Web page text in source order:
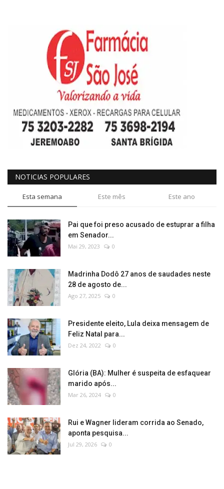
NOTICIAS POPULARES
Esta semana Este mês Este ano
Pai que foi preso acusado de estuprar a filha
em Senador...
Mai 29, 2023 0
Madrinha Dodô 27 anos de saudades neste
28 de agosto de...
Ago 27, 2025 0
Presidente eleito, Lula deixa mensagem de
Feliz Natal para...
Dez 24, 2022 0
Glória (BA): Mulher é suspeita de esfaquear
marido após...
Mar 26, 2024 0
Rui e Wagner lideram corrida ao Senado,
aponta pesquisa...
Jul 29, 2026 0